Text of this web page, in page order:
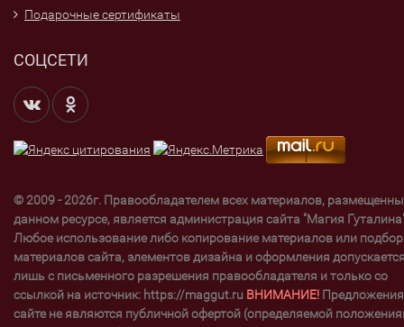
Подарочные сертификаты
СОЦСЕТИ
© 2009 - 2026г. Правообладателем всех материалов,
данном ресурсе, является администрация сайта "Магия
Любое использование либо копирование материалов или
материалов сайта, элементов дизайна и оформления
лишь с письменного разрешения правообладателя и только со
ссылкой на источник: https://maggut.ru ВНИМАНИЕ!
сайте не являются публичной офертой (определяемой